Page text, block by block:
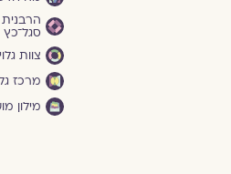
סגל־כץ
צוות
מרכז
מילון